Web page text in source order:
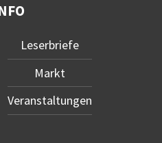
Leserbriefe
Markt
Veranstaltungen